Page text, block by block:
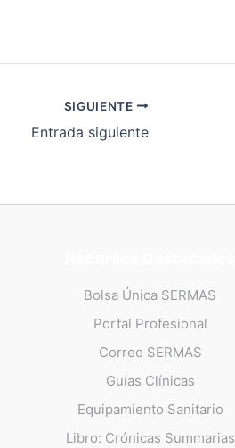
SIGUIENTE
Entrada siguiente
Bolsa Única SERMAS
Portal Profesional
Correo SERMAS
Guías Clínicas
Equipamiento Sanitario
Libro: Crónicas Summarias